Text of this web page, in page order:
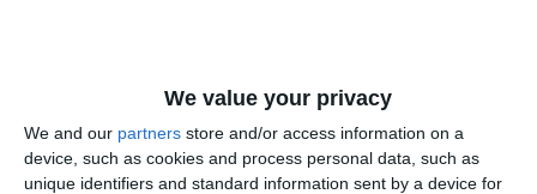
We value your privacy
We and our partners store and/or access information on a
device, such as cookies and process personal data, such as
unique identifiers and standard information sent by a device for
- Dovada înregistrării la Oficiul Registrului Comerțului
(certificat de înmatriculare pentru persoanele juridice sau
copie după cartea de identitate pentru persoanele fizice).
- Certificat constatator privind structura actionariatului și